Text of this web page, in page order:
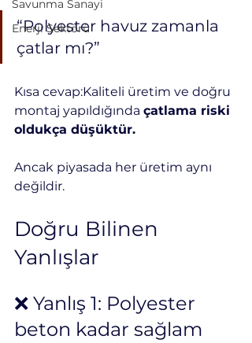
Savunma Sanayi
Enerji Sektörü
“Polyester havuz zamanla
çatlar mı?”
Kısa cevap:Kaliteli üretim ve doğru
montaj yapıldığında çatlama riski
oldukça düşüktür.
Ancak piyasada her üretim aynı
değildir.
Doğru Bilinen
Yanlışlar
❌ Yanlış 1: Polyester
beton kadar sağlam